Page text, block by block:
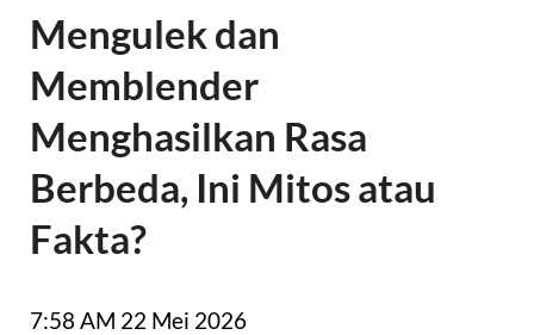
Mengulek dan
Memblender
Menghasilkan Rasa
Berbeda, Ini Mitos atau
Fakta?
7:58 AM 22 Mei 2026